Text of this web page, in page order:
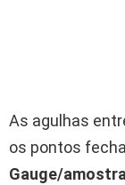
As agulhas
os pontos
Gauge/